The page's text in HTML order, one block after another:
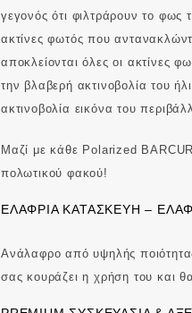
γεγονός ότι φιλτράρουν το
ακτίνες φωτός που
αποκλείονται όλες οι ακτίνες
την βλαβερή ακτινοβολία του
ακτινοβολία εικόνα του
Μαζί με κάθε Polarized
πολωτικού φακού!
ΕΛΑΦΡΙΆ ΚΑΤΑΣΚΕΥΉ –
Ανάλαφρο από υψηλής
σας κουράζει η χρήση του και